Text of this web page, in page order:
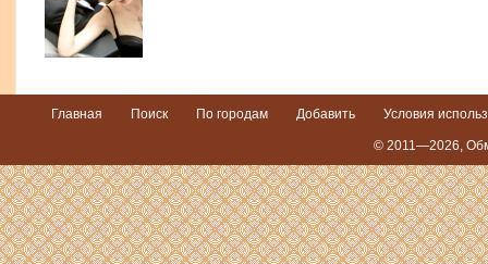
Главная Поиск По городам Добавить Условия
© 2011—2026,